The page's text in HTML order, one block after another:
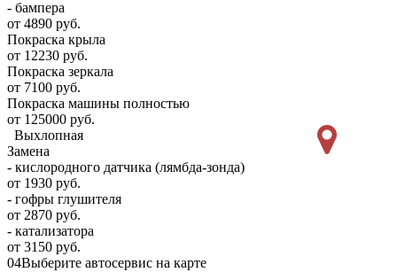
- бампера
от 4890 руб.
Покраска крыла
от 12230 руб.
Покраска зеркала
от 7100 руб.
Покраска машины полностью
от 125000 руб.
Выхлопная
Замена
- кислородного датчика (лямбда-зонда)
от 1930 руб.
- гофры глушителя
от 2870 руб.
- катализатора
от 3150 руб.
04Выберите автосервис на карте